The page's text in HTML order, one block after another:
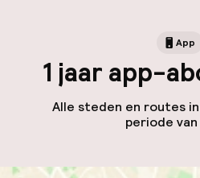
App
1 jaar app-
Alle steden en routes
periode van